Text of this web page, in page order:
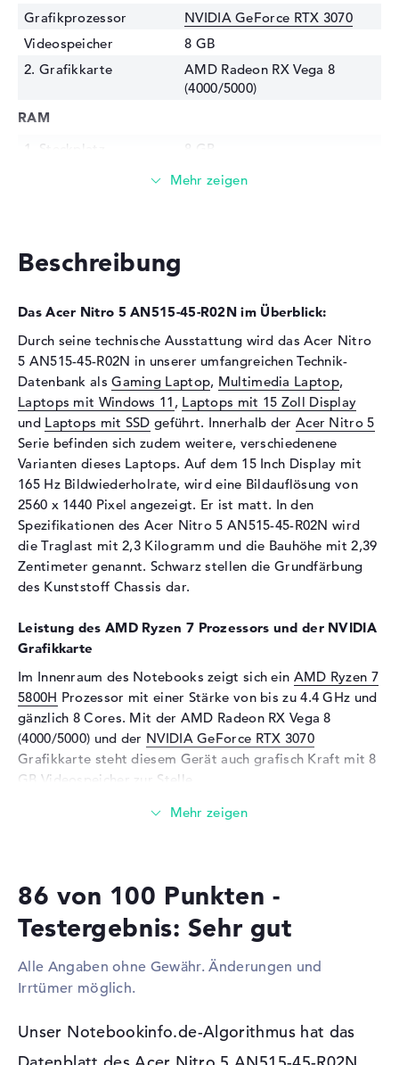
Grafikprozessor
NVIDIA GeForce RTX 3070
Videospeicher
8 GB
2. Grafikkarte
AMD Radeon RX Vega 8
(4000/5000)
RAM
1. Steckplatz
8 GB
8 GB
Festplatte
Festplatte
1 TB SSD
Schnittstelle
Optische Speicher
Laufwerks-Typ
ohne Laufwerk
Display
Display-Typ
15,6" TFT
Max. Auflösung
2560 x 1440
Auflösungstyp
2K WQHD
Bildwiederholrate
165 Hz
Besonderheiten
Hintergrundbeleuchtung, IPS
Panel
Audio
Soundkarte
Technologie
Mikrofon
vorhanden
Webcam
Sensorauflösung
0,9 MP
Multi-Touch-Trackpad,
Netzwerk
Netzwerkkarte
Killer E2600 Gigabit Ethernet
(10/100/1000)
WLAN
802.11a, 802.11ac, 802.11ax,
Beschreibung
Das Acer Nitro 5 AN515-45-R02N im Überblick:
Durch seine technische Ausstattung wird das Acer Nitro
5 AN515-45-R02N in unserer umfangreichen Technik-
Datenbank alsGaming Laptop, Multimedia Laptop,
Laptops mit Windows 11 , Laptops mit 15 Zoll Display
und Laptops mit SSD geführt. Innerhalb der Acer Nitro 5
Serie befinden sich zudem weitere, verschiedenene
Varianten dieses Laptops. Auf dem 15 Inch Display mit
165 Hz Bildwiederholrate, wird eine Bildauflösung von
2560 x 1440 Pixel angezeigt. Er ist matt. In den
Spezifikationen des Acer Nitro 5 AN515-45-R02N wird
die Traglast mit 2,3 Kilogramm und die Bauhöhe mit 2,39
Zentimeter genannt. Schwarz stellen die Grundfärbung
des Kunststoff Chassis dar.
Leistung des AMD Ryzen 7 Prozessors und der NVIDIA
Grafikkarte
Im Innenraum des Notebooks zeigt sich ein AMD Ryzen 7
5800H Prozessor mit einer Stärke von bis zu 4.4 GHz und
gänzlich 8 Cores. Mit der AMD Radeon RX Vega 8
(4000/5000) und der NVIDIA GeForce RTX 3070
Grafikkarte steht diesem Gerät auch grafisch Kraft mit 8
GB Videospeicher zur Stelle.
Wieviel Speicher hat das Acer Nitro 5 AN515-45-
bereit. Dabei wird aktueller DDR4 SDRAM (PC4-25600 -
Modell erweitern kann, kann dies bis maximal 32 GByte
speichert ihr auf der vorhandenen 1 TB SSD Festplatte.
Bord:
86 von 100 Punkten -
Testergebnis: Sehr gut
Alle Angaben ohne Gewähr. Änderungen und
Irrtümer möglich.
Unser Notebookinfo.de-Algorithmus hat das